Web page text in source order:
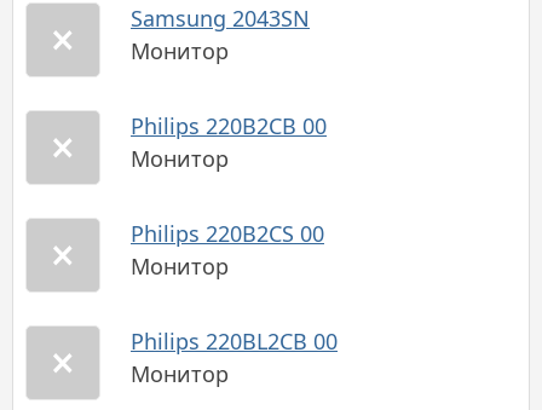
Samsung 2043SN
Монитор
Philips 220B2CB 00
Монитор
Philips 220B2CS 00
Монитор
Philips 220BL2CB 00
Монитор